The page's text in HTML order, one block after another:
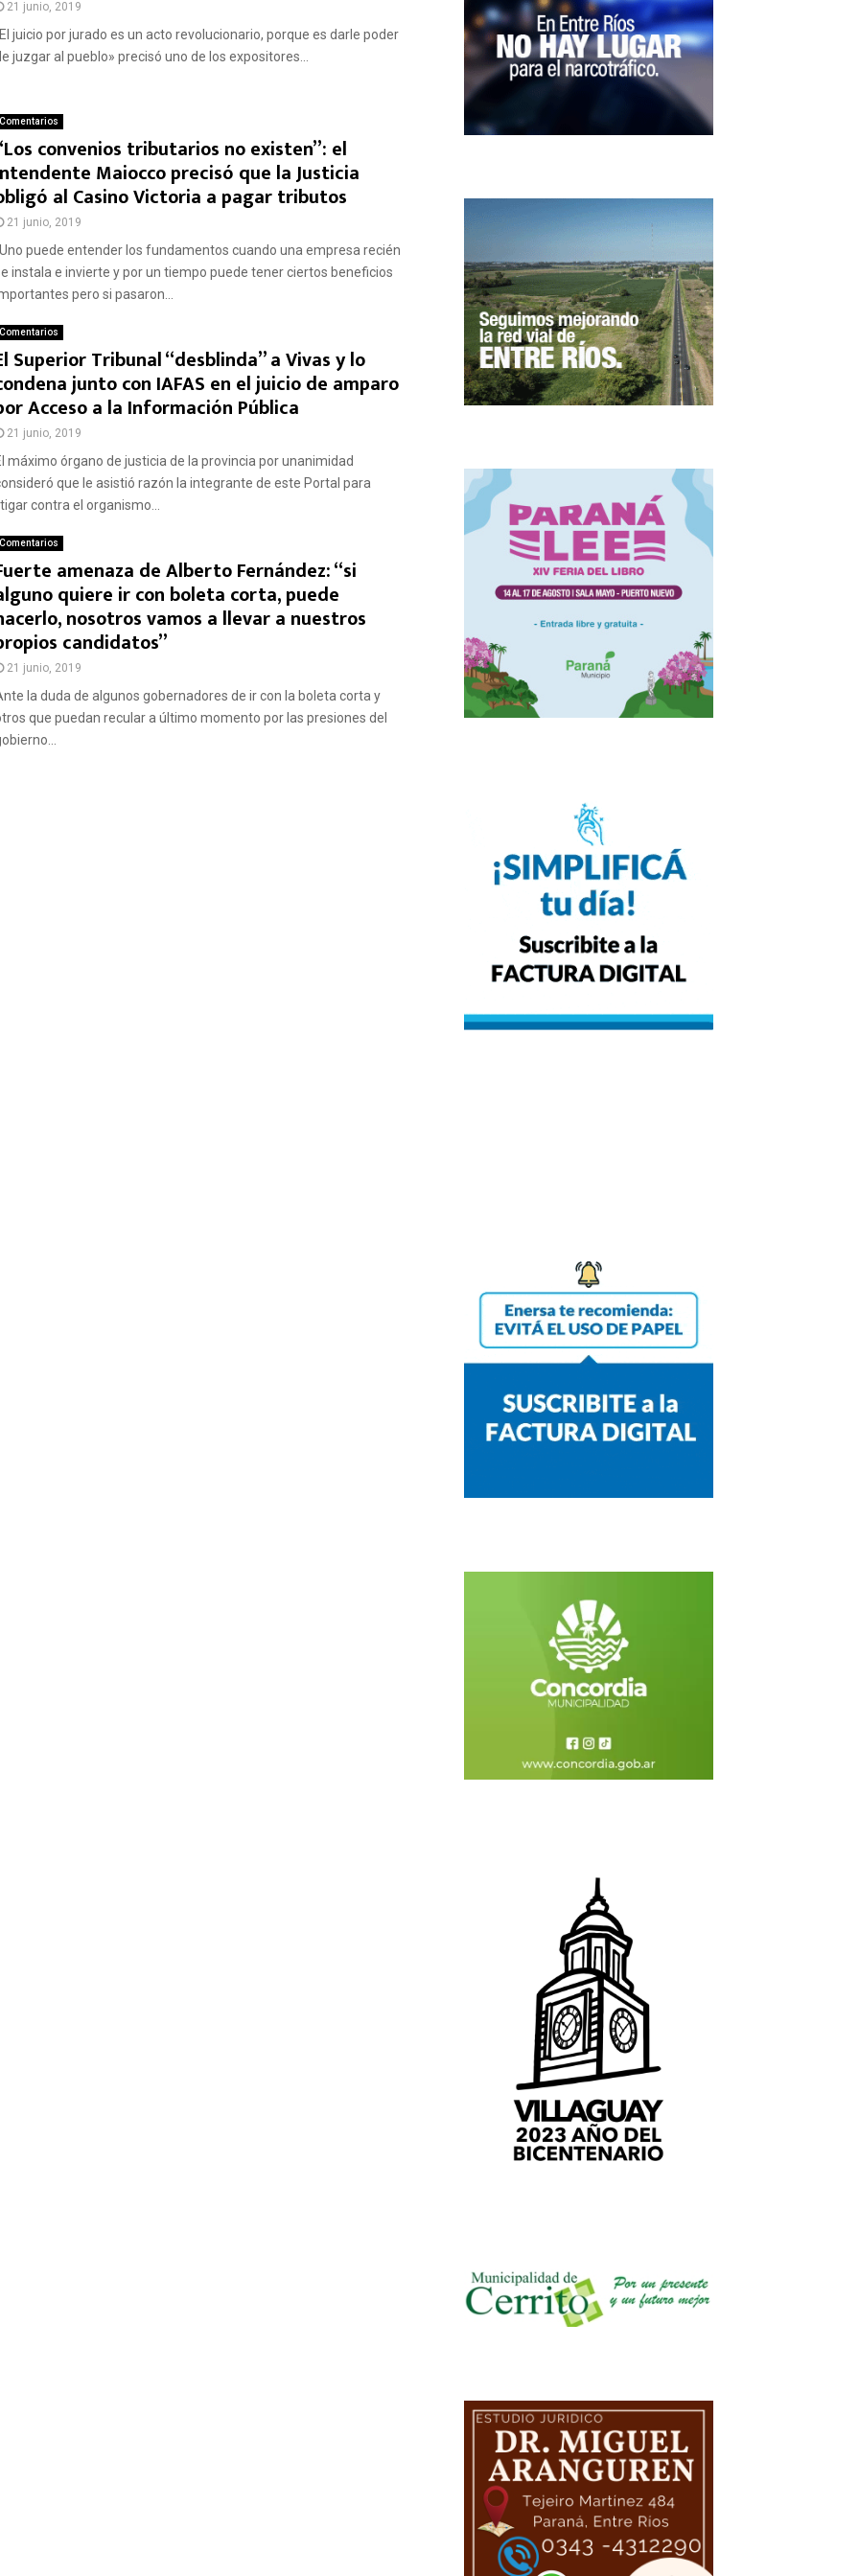
21 junio, 2019
juicio por jurado es un acto revolucionario, porque es darle poder
juzgar al pueblo» precisó uno de los expositores...
Comentarios
convenios tributarios no existen”: el
Maiocco precisó que la Justicia
al Casino Victoria a pagar tributos
21 junio, 2019
puede entender los fundamentos cuando una empresa recién
instala e invierte y por un tiempo puede tener ciertos beneficios
pero si pasaron...
Comentarios
Superior Tribunal “desblinda” a Vivas y lo
junto con IAFAS en el juicio de amparo
Acceso a la Información Pública
21 junio, 2019
máximo órgano de justicia de la provincia por unanimidad
que le asistió razón la integrante de este Portal para
contra el organismo...
Comentarios
amenaza de Alberto Fernández: “si
quiere ir con boleta corta, puede
nosotros vamos a llevar a nuestros
candidatos”
21 junio, 2019
la duda de algunos gobernadores de ir con la boleta corta y
que puedan recular a último momento por las presiones del